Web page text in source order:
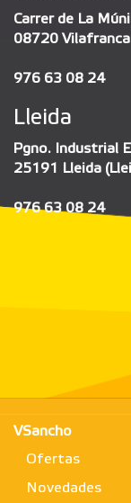
Carrer de La
08720 Vilafranca
976 63 08 24
Lleida
Pgno. Industrial
25191 Lleida
976 63 08 24
VSancho
Ofertas
Novedades